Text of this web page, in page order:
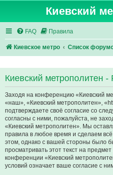
Киевский
FAQ Правила
Киевское метро Список
Киевский метрополитен -
Заходя на конференцию «Киевский
«наш», «Киевский метрополитен»,
подтверждаете своё согласие со
согласны с ними, пожалуйста, не
«Киевский метрополитен». Мы
правила в любое время и сделаем
этом, однако с вашей стороны было
просматривать этот текст на
конференции «Киевский
условий означает ваше согласие с